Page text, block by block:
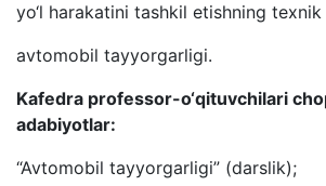
yo‘l harakatini tashkil etishning
avtomobil tayyorgarligi.
Kafedra professor-o‘qituvchilari
adabiyotlar:
“Avtomobil tayyorgarligi” (darslik);